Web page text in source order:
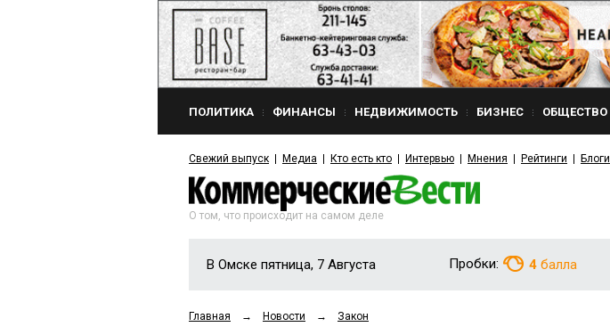
ПОЛИТИКА ФИНАНСЫ НЕДВИЖИМОСТЬ БИЗНЕС ОБЩЕСТВО
Свежий выпуск Медиа Кто есть кто Интервью Мнения Рейтинги Блоги
О том, что происходит на самом деле
В Омске пятница, 7 Августа Пробки: 4 балла
Главная → Новости → Закон